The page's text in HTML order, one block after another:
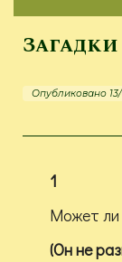
Опубликовано
1
Может ли
(Он не